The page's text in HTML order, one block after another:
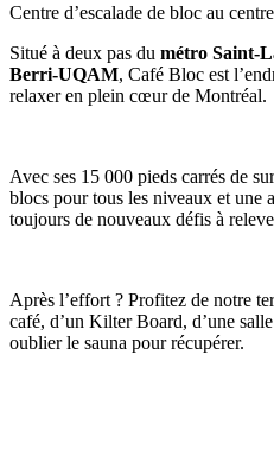
Centre d’escalade de bloc au
Situé à deux pas du métro Saint-
Berri-UQAM, Café Bloc est
relaxer en plein cœur de Montréal.
Avec ses 15 000 pieds carrés de
blocs pour tous les niveaux et une
toujours de nouveaux défis à
Après l’effort ? Profitez de notre
café, d’un Kilter Board, d’une
oublier le sauna pour récupérer.